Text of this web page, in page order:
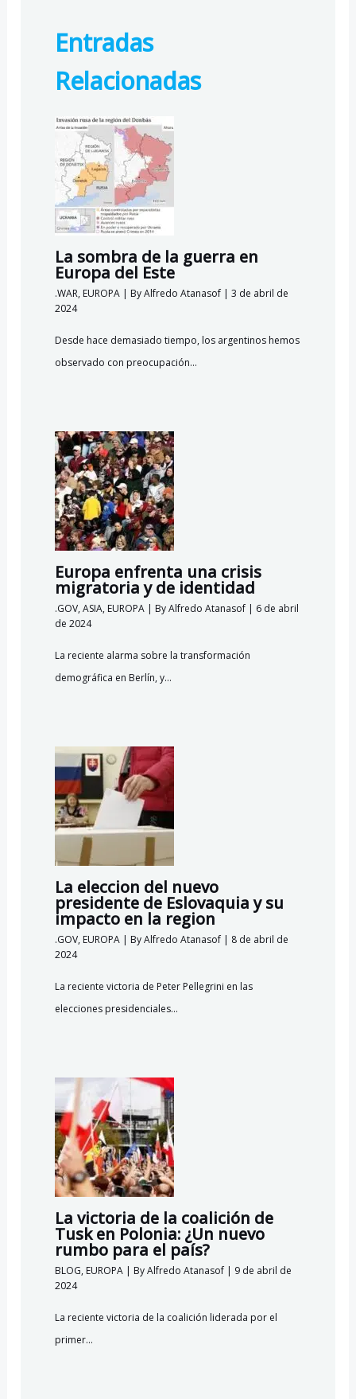
o
o
k
a
m
s
A
p
p
c
o
Entradas
Relacionadas
La sombra de la guerra en
Europa del Este
.WAR, EUROPA| ByAlfredo Atanasof | 3 de abril de
2024
Desde hace demasiado tiempo, los argentinos hemos
observado con preocupación…
Europa enfrenta una crisis
migratoria y de identidad
.GOV,ASIA, EUROPA| ByAlfredo Atanasof | 6 de abril
de 2024
La reciente alarma sobre la transformación
demográfica en Berlín, y…
La eleccion del nuevo
presidente de Eslovaquia y su
impacto en la region
.GOV, EUROPA| ByAlfredo Atanasof | 8 de abril de
2024
La reciente victoria de Peter Pellegrini en las
elecciones presidenciales…
La victoria de la coalición de
Tusk en Polonia: ¿Un nuevo
rumbo para el país?
BLOG, EUROPA| ByAlfredo Atanasof | 9 de abril de
2024
La reciente victoria de la coalición liderada por el
primer…